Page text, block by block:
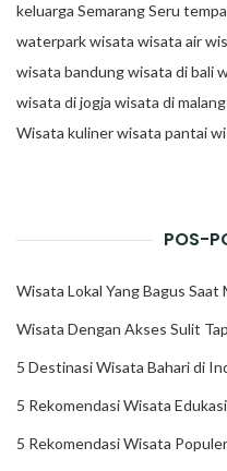
keluarga SemarangSeru
waterparkwisata wisata air
wisata bandungwisata di bali
wisata di jogja wisata di malang
Wisata kulinerwisata pantai
POS-
Wisata Lokal Yang Bagus Saat
Wisata Dengan Akses Sulit
5 Destinasi Wisata Bahari di
5 Rekomendasi Wisata
5 Rekomendasi Wisata